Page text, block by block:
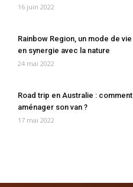
16 juin 2022
Rainbow Region, un mode de vie
en synergie avec la nature
24 mai 2022
Road trip en Australie : comment
aménager son van ?
17 mai 2022